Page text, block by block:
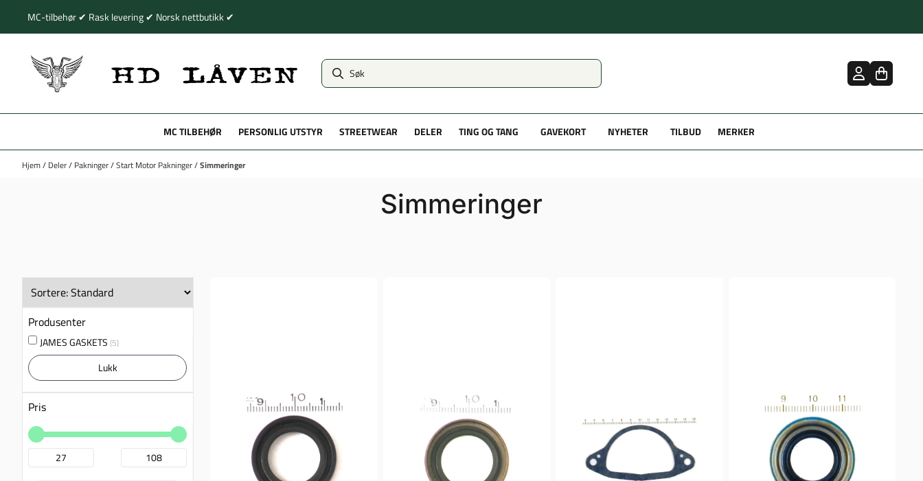
Hopp til innhold
MC-tilbehør ✔ Rask levering ✔ Norsk nettbutikk ✔
MC TILBEHØR PERSONLIG UTSTYR STREETWEAR DELER TING OG TANG GAVEKORT NYHETER TILBUD MERKER
Hjem/ Deler/ Pakninger/Start Motor Pakninger/Simmeringer
Simmeringer
Produsenter
JAMES GASKETS (5)
Lukk
Pris